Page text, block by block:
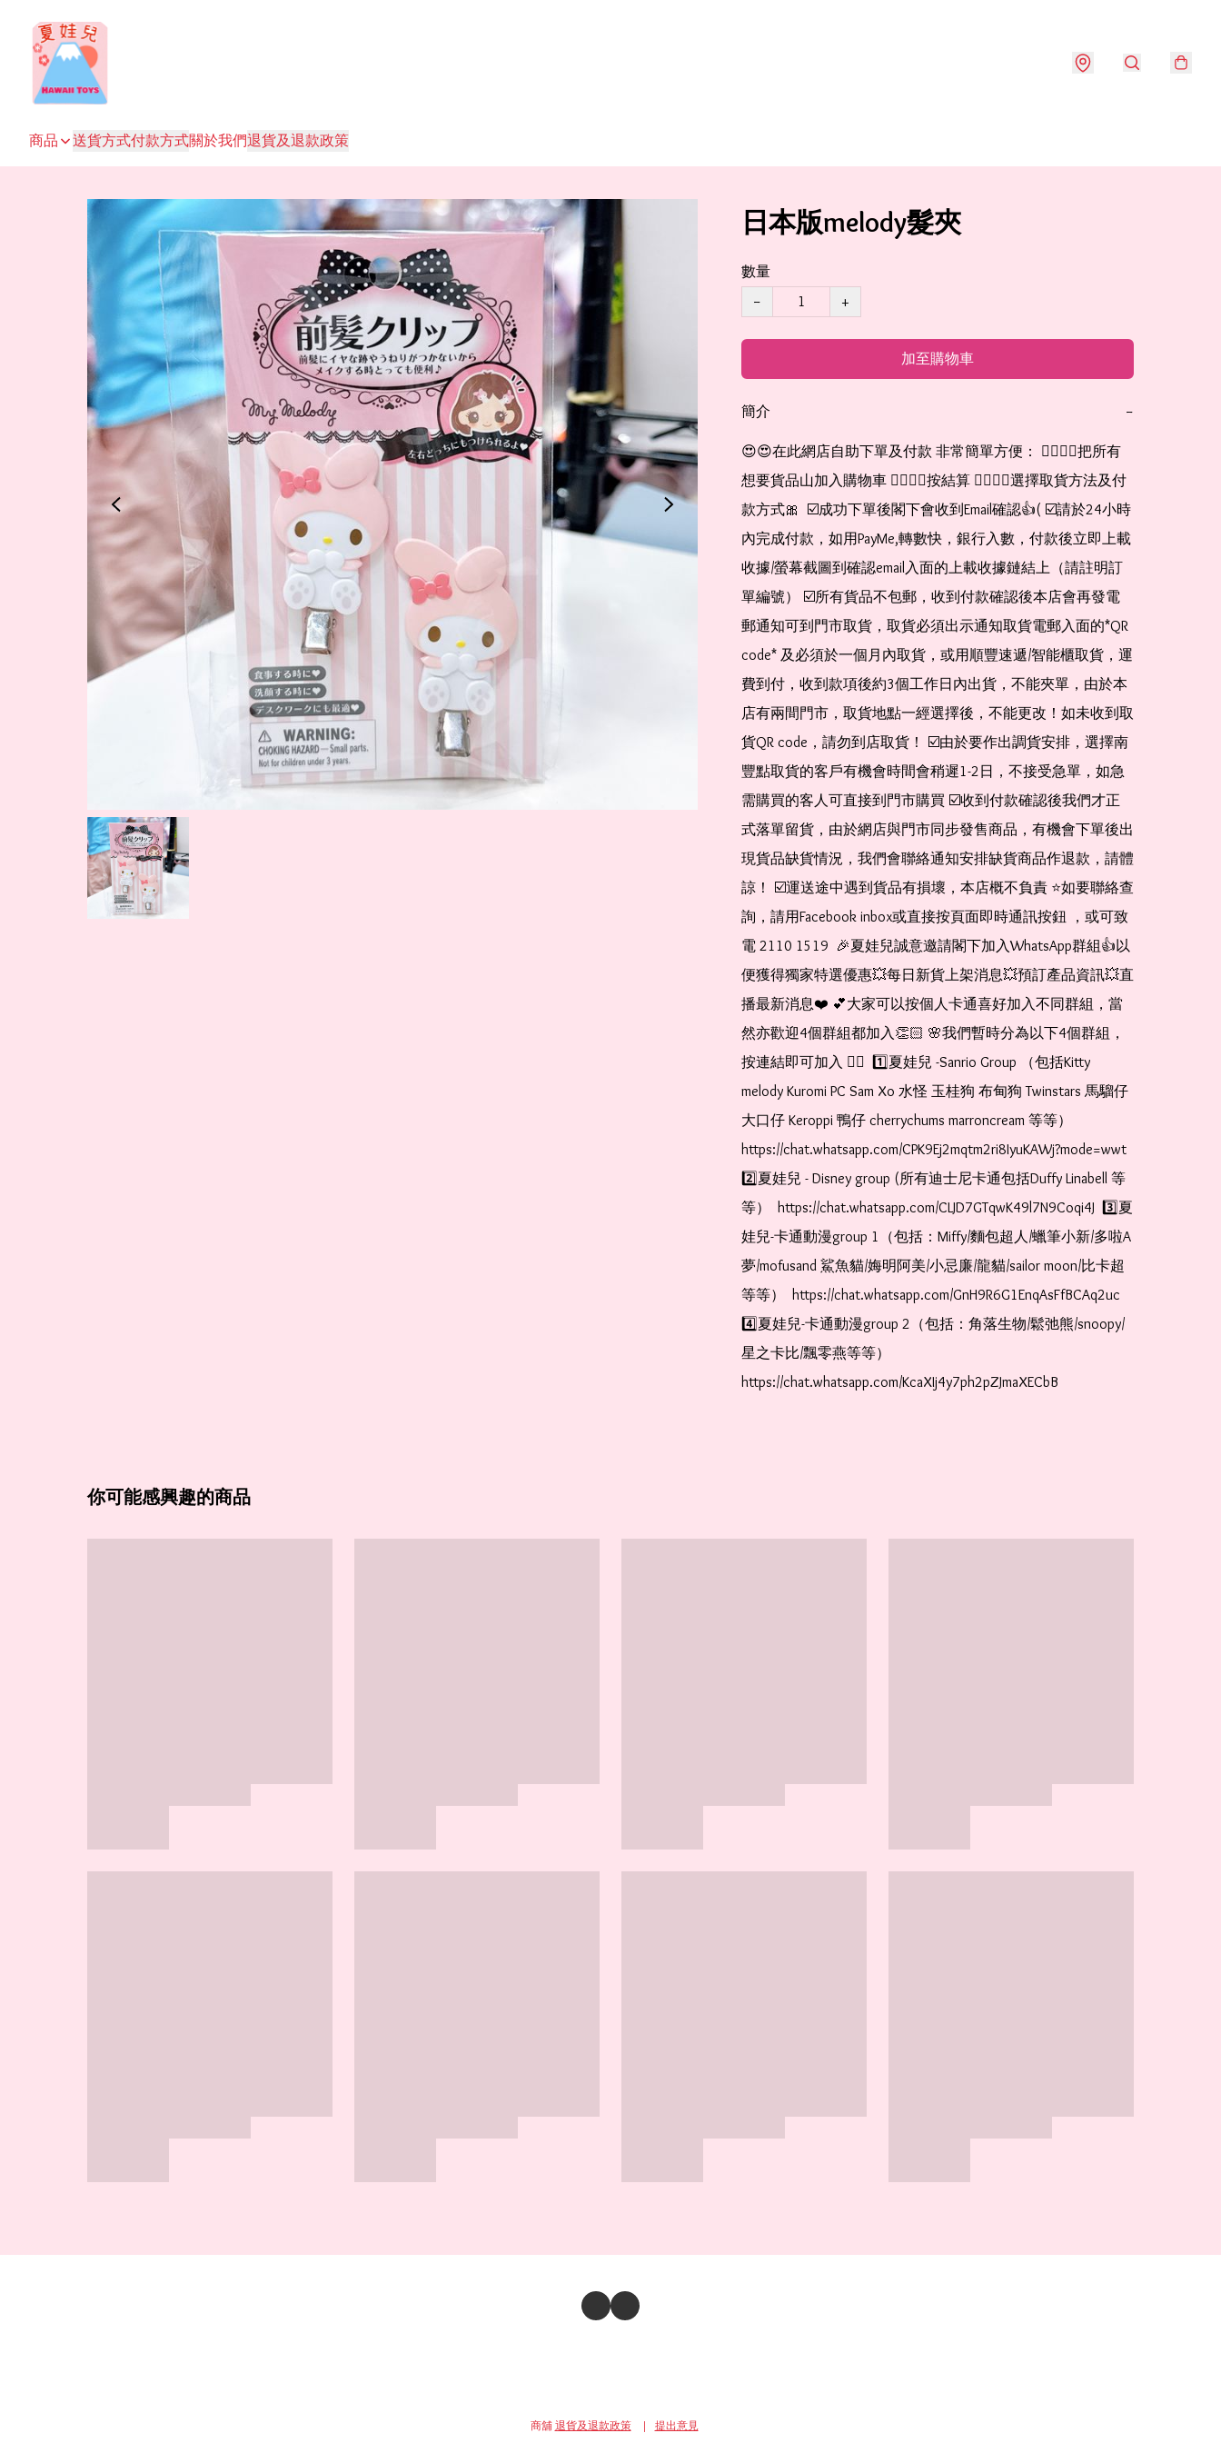
商品 送貨方式付款方式關於我們退貨及退款政策
日本版melody髮夾
數量
−
+
加至購物車
簡介 −
😍😍在此網店自助下單及付款 非常簡單方便： 👉🏻👉🏻把所有
想要貨品山加入購物車 👉🏻👉🏻按結算 👉🏻👉🏻選擇取貨方法及付
款方式🎀  ☑️成功下單後閣下會收到Email確認👍( ☑️請於24小時
內完成付款，如用PayMe,轉數快，銀行入數，付款後立即上載
收據/螢幕截圖到確認email入面的上載收據鏈結上（請註明訂
單編號） ☑️所有貨品不包郵，收到付款確認後本店會再發電
郵通知可到門市取貨，取貨必須出示通知取貨電郵入面的*QR
code* 及必須於一個月內取貨，或用順豐速遞/智能櫃取貨，運
費到付，收到款項後約3個工作日內出貨，不能夾單，由於本
店有兩間門市，取貨地點一經選擇後，不能更改！如未收到取
貨QR code，請勿到店取貨！ ☑️由於要作出調貨安排，選擇南
豐點取貨的客戶有機會時間會稍遲1-2日，不接受急單，如急
需購買的客人可直接到門市購買 ☑️收到付款確認後我們才正
式落單留貨，由於網店與門市同步發售商品，有機會下單後出
現貨品缺貨情況，我們會聯絡通知安排缺貨商品作退款，請體
諒！ ☑️運送途中遇到貨品有損壞，本店概不負責 ⭐️如要聯絡查
詢，請用Facebook inbox或直接按頁面即時通訊按鈕 ，或可致
電 2110 1519  🎉夏娃兒誠意邀請閣下加入WhatsApp群組👍以
便獲得獨家特選優惠💥每日新貨上架消息💥預訂產品資訊💥直
播最新消息❤️ 💕大家可以按個人卡通喜好加入不同群組，當
然亦歡迎4個群組都加入👏🏻 🌸我們暫時分為以下4個群組，
按連結即可加入 👇🏻  1️⃣夏娃兒 -Sanrio Group （包括Kitty
melody Kuromi PC Sam Xo 水怪 玉桂狗 布甸狗 Twinstars 馬騮仔
大口仔 Keroppi 鴨仔 cherrychums marroncream 等等）
https://chat.whatsapp.com/CPK9Ej2mqtm2ri8IyuKAWj?mode=wwt
2️⃣夏娃兒 - Disney group (所有迪士尼卡通包括Duffy Linabell 等
等）  https://chat.whatsapp.com/CLJD7GTqwK49l7N9Coqi4J  3️⃣夏
娃兒-卡通動漫group 1（包括：Miffy/麵包超人/蠟筆小新/多啦A
夢/mofusand 鯊魚貓/娒明阿美/小忌廉/龍貓/sailor moon/比卡超
等等）  https://chat.whatsapp.com/GnH9R6G1EnqAsFfBCAq2uc
4️⃣夏娃兒-卡通動漫group 2（包括：角落生物/鬆弛熊/snoopy/
星之卡比/飄零燕等等）
https://chat.whatsapp.com/KcaXIj4y7ph2pZJmaXECbB
你可能感興趣的商品
商舖 退貨及退款政策 提出意見